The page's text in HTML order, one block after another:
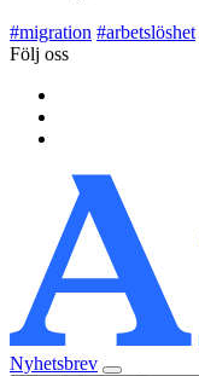
#migration #arbetslöshet
Följ oss
Nyhetsbrev